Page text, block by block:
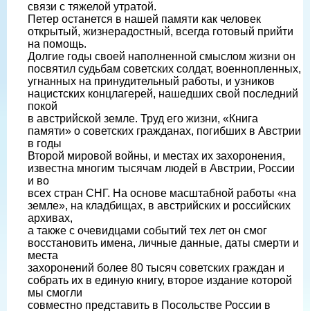
связи с тяжелой утратой.
Петер останется в нашей памяти как человек
открытый, жизнерадостный, всегда готовый прийти
на помощь.
Долгие годы своей наполненной смыслом жизни он
посвятил судьбам советских солдат, военнопленных,
угнанных на принудительный работы, и узников
нацистских концлагерей, нашедших свой последний
покой
в австрийской земле. Труд его жизни, «Книга
памяти» о советских гражданах, погибших в Австрии
в годы
Второй мировой войны, и местах их захоронения,
известна многим тысячам людей в Австрии, России
и во
всех стран СНГ. На основе масштабной работы «на
земле», на кладбищах, в австрийских и российских
архивах,
а также с очевидцами событий тех лет он смог
восстановить имена, личные данные, даты смерти и
места
захоронений более 80 тысяч советских граждан и
собрать их в единую книгу, второе издание которой
мы смогли
совместно представить в Посольстве России в